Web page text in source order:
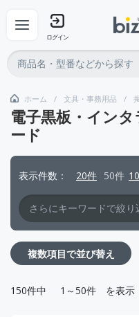
ログイン
ホーム 文具・事務用品
電子黒板・イン
ード
表示件数 20件 50件
複数項目で並び替え
150件中 1～50件 を表示